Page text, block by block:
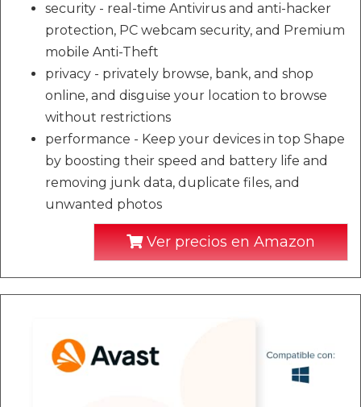
security - real-time Antivirus and anti-hacker
protection, PC webcam security, and Premium
mobile Anti-Theft
privacy - privately browse, bank, and shop
online, and disguise your location to browse
without restrictions
performance - Keep your devices in top Shape
by boosting their speed and battery life and
removing junk data, duplicate files, and
unwanted photos
Ver precios en Amazon